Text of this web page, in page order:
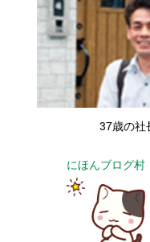
37歳の社
にほんブログ村